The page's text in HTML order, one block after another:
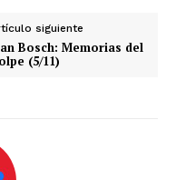
siguiente
Bosch: Memorias del
(5/11)